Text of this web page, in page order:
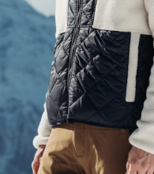
o buna rezistenta la uzura